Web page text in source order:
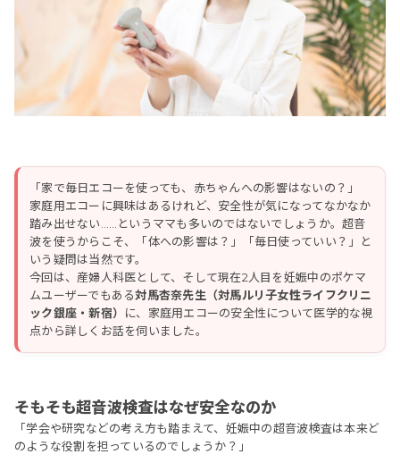
「家で毎日エコーを使っても、赤ちゃんへの影響はないの？」
家庭用エコーに興味はあるけれど、安全性が気になってなかなか
踏み出せない……というママも多いのではないでしょうか。超音
波を使うからこそ、「体への影響は？」「毎日使っていい？」と
いう疑問は当然です。
今回は、産婦人科医として、そして現在2人目を妊娠中のポケマ
ムユーザーでもある対馬杏奈先生（対馬ルリ子女性ライフクリニ
ック銀座・新宿）
に、家庭用エコーの安全性について医学的な視
点から詳しくお話を伺いました。
そもそも超音波検査はなぜ安全なのか
「学会や研究などの考え方も踏まえて、妊娠中の超音波検査は本来ど
のような役割を担っているのでしょうか？」